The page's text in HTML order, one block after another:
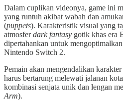
Dalam cuplikan videonya, game ini
yang runtuh akibat wabah dan
(puppets). Karakteristik visual yang
atmosferdark fantasy gotik khas era
dipertahankan untuk
Nintendo Switch 2.
Pemain akan mengendalikan
harus bertarung melewati jalanan
kombinasi senjata unik dan lengan
Arm).